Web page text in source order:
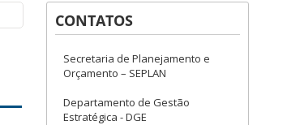
CONTATOS
Secretaria de Planejamento e
Orçamento – SEPLAN
Departamento de Gestão
Estratégica - DGE